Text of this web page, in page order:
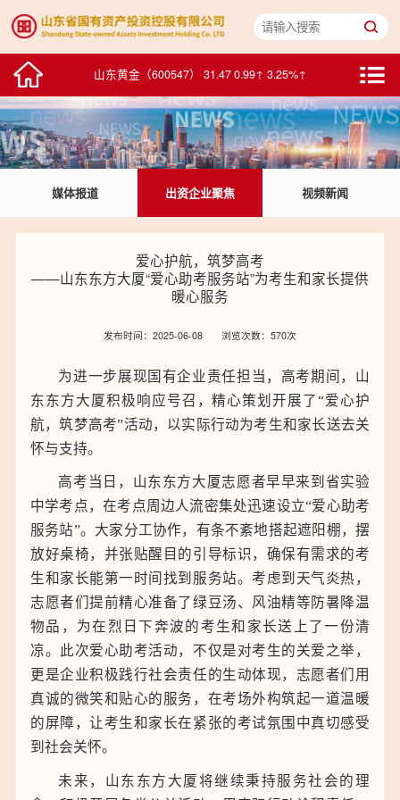
鸥玛软件（301185） 17.40 0.95↑ 5.78%↑
山东黄金（600547） 31.47 0.99↑ 3.25%↑
中泰证券（600918） 5.60 0.04↑ 0.72%↑
浪潮数字企业（00596） 2.310 0.030↑ 1.32%↑
华特达因（000915） 26.17 0.35↑ 1.36%↑
浪潮信息（000977） 76.70 -1.29↓ -1.65%↓
浪潮软件（600756） 15.78 0.22↑ 1.41%↑
积成电子（002339） 7.45 0.23↑ 3.19%↑
中通客车（000957） 10.36 0.16↑ 1.57%↑
媒体报道 出资企业聚焦 视频新闻
爱心护航，筑梦高考
——山东东方大厦“爱心助考服务站”为考生和家长提供
暖心服务
发布时间：2025-06-08 浏览次数：570次
为进一步展现国有企业责任担当，高考期间，山
东东方大厦积极响应号召，精心策划开展了“爱心护
航，筑梦高考”活动，以实际行动为考生和家长送去关
怀与支持。
高考当日，山东东方大厦志愿者早早来到省实验
中学考点，在考点周边人流密集处迅速设立“爱心助考
服务站”。大家分工协作，有条不紊地搭起遮阳棚，摆
放好桌椅，并张贴醒目的引导标识，确保有需求的考
生和家长能第一时间找到服务站。考虑到天气炎热，
志愿者们提前精心准备了绿豆汤、风油精等防暑降温
物品，为在烈日下奔波的考生和家长送上了一份清
凉。此次爱心助考活动，不仅是对考生的关爱之举，
更是企业积极践行社会责任的生动体现，志愿者们用
真诚的微笑和贴心的服务，在考场外构筑起一道温暖
的屏障，让考生和家长在紧张的考试氛围中真切感受
到社会关怀。
未来，山东东方大厦将继续秉持服务社会的理